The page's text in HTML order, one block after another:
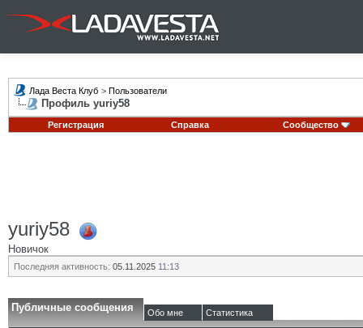
Лада Веста Клуб > Пользователи
Профиль yuriy58
Регистрация Справка Сообщество
yuriy58
Новичок
Последняя активность: 05.11.2025 11:13
Публичные сообщения Обо мне Статистика